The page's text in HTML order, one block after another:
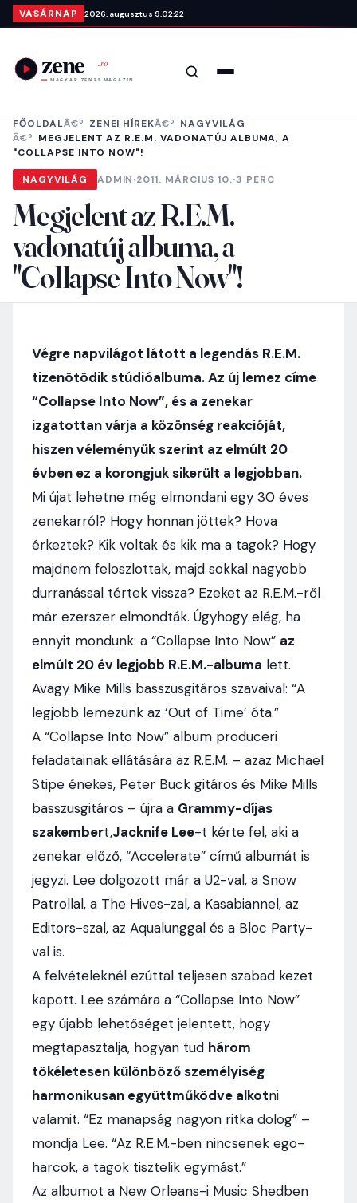
Ugrás a tartalomra
VASÁRNAP 2026. augusztus 9. 02:22
Keresés
FŐOLDAL ZENEI HÍREK
NAGYVILÁG
MEGJELENT AZ R.E.M. VADONATÚJ ALBUMA, A
"COLLAPSE INTO NOW"!
NAGYVILÁG ADMIN·2011. MÁRCIUS 10.·3 PERC
Megjelent az R.E.M.
vadonatúj albuma, a
"Collapse Into Now"!
Végre napvilágot látott a legendás R.E.M.
tizenötödik stúdióalbuma. Az új lemez címe
“Collapse Into Now”, és a zenekar
izgatottan várja a közönség reakcióját,
hiszen véleményük szerint az elmúlt 20
évben ez a korongjuk sikerült a legjobban.
Mi újat lehetne még elmondani egy 30 éves
zenekarról? Hogy honnan jöttek? Hova
érkeztek? Kik voltak és kik ma a tagok? Hogy
majdnem feloszlottak, majd sokkal nagyobb
durranással tértek vissza? Ezeket az R.E.M.-ről
már ezerszer elmondták. Úgyhogy elég, ha
ennyit mondunk: a “Collapse Into Now” az
elmúlt 20 év legjobb R.E.M.-albuma lett.
Avagy Mike Mills basszusgitáros szavaival: “A
legjobb lemezünk az ‘Out of Time’ óta.”
A “Collapse Into Now” album produceri
feladatainak ellátására az R.E.M. – azaz Michael
Stipe énekes, Peter Buck gitáros és Mike Mills
basszusgitáros – újra a Grammy-díjas
szakembert,Jacknife Lee-t kérte fel, aki a
zenekar előző, “Accelerate” című albumát is
jegyzi. Lee dolgozott már a U2-val, a Snow
Patrollal, a The Hives-zal, a Kasabiannel, az
Editors-szal, az Aqualunggal és a Bloc Party-
val is.
A felvételeknél ezúttal teljesen szabad kezet
kapott. Lee számára a “Collapse Into Now”
egy újabb lehetőséget jelentett, hogy
megtapasztalja, hogyan tud három
tökéletesen különböző személyiség
harmonikusan együttműködve alkotni
valamit. “Ez manapság nagyon ritka dolog” –
mondja Lee. “Az R.E.M.-ben nincsenek ego-
harcok, a tagok tisztelik egymást.”
Az albumot a New Orleans-i Music Shedben